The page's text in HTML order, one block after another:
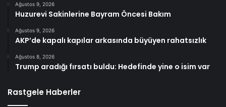
Ağustos 9, 2026
Huzurevi Sakinlerine Bayram Öncesi Bakım
Ağustos 9, 2026
AKP’de kapalı kapılar arkasında büyüyen rahatsızlık
Ağustos 8, 2026
Trump aradığı fırsatı buldu: Hedefinde yine o isim var
Rastgele Haberler